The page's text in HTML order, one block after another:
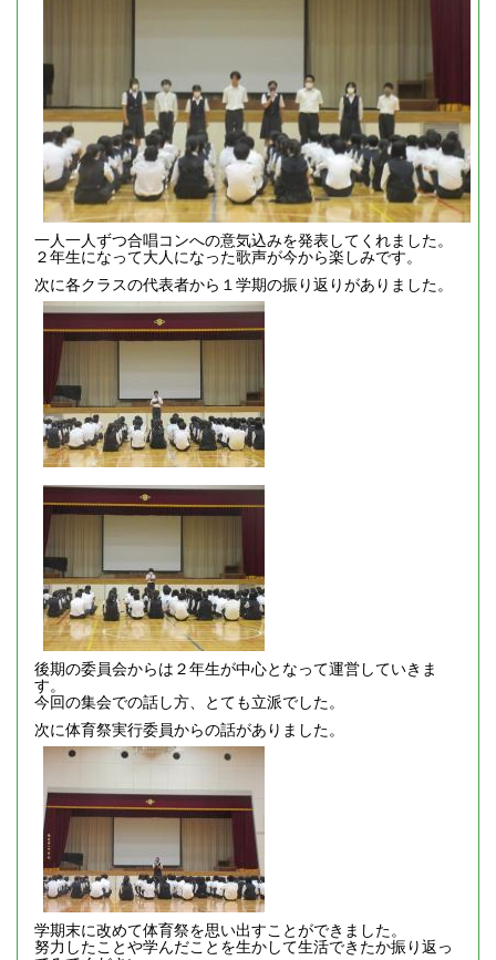
一人一人ずつ合唱コンへの意気込みを発表してくれました。
２年生になって大人になった歌声が今から楽しみです。
次に各クラスの代表者から１学期の振り返りがありました。
後期の委員会からは２年生が中心となって運営していきま
す。
今回の集会での話し方、とても立派でした。
次に体育祭実行委員からの話がありました。
学期末に改めて体育祭を思い出すことができました。
努力したことや学んだことを生かして生活できたか振り返っ